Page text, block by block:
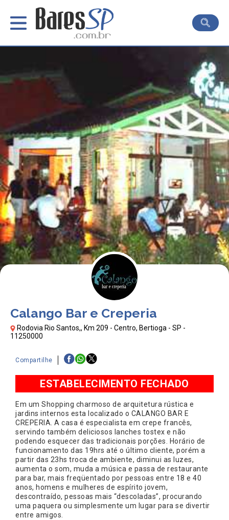
Calango Bar e Creperia
Rodovia Rio Santos,, Km 209 - Centro, Bertioga - SP -
11250000
Compartilhe
ESTABELECIMENTO FECHADO
Em um Shopping charmoso de arquitetura rústica e
jardins internos esta localizado o CALANGO BAR E
CREPERIA. A casa é especialista em crepe francês,
servindo também deliciosos lanches tostex e não
podendo esquecer das tradicionais porções. Horário de
funcionamento das 19hrs até o último cliente, porém a
partir das 23hs troca de ambiente, diminui as luzes,
aumenta o som, muda a música e passa de restaurante
para bar, mais freqüentado por pessoas entre 18 e 40
anos, homens e mulheres de espírito jovem,
descontraído, pessoas mais “descoladas”, procurando
uma paquera ou simplesmente um lugar para se divertir
entre amigos.